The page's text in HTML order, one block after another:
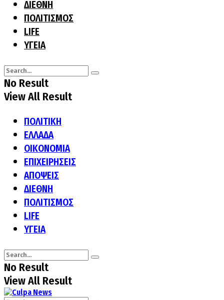
ΔΙΕΘΝΗ
ΠΟΛΙΤΙΣΜΟΣ
LIFE
ΥΓΕΙΑ
No Result
View All Result
ΠΟΛΙΤΙΚΗ
ΕΛΛΑΔΑ
ΟΙΚΟΝΟΜΙΑ
ΕΠΙΧΕΙΡΗΣΕΙΣ
ΑΠΟΨΕΙΣ
ΔΙΕΘΝΗ
ΠΟΛΙΤΙΣΜΟΣ
LIFE
ΥΓΕΙΑ
No Result
View All Result